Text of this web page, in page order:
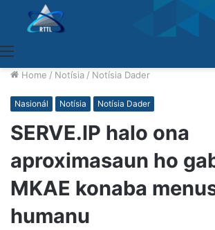
Home / Notísia / Notísia Dader
Nasionál Notísia Notísia Dader
SERVE.IP halo ona
aproximasaun ho
MKAE konaba
humanu